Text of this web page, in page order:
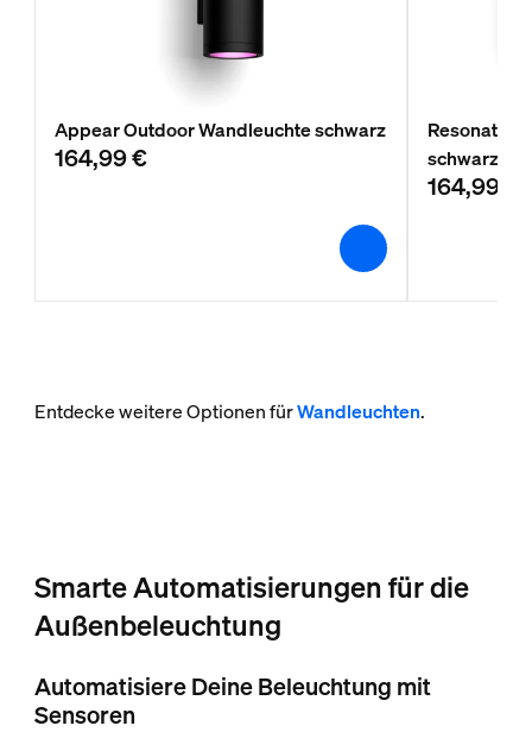
Appear Outdoor Wandleuchte schwarz
164,99 €
Resonate
schwarz
164,99 €
Entdecke weitere Optionen fürWandleuchten.
Smarte Automatisierungen für die
Außenbeleuchtung
Automatisiere Deine Beleuchtung mit
Sensoren